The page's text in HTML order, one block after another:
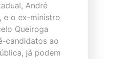
André
e o ex-ministro
Queiroga
candidatos ao
já podem